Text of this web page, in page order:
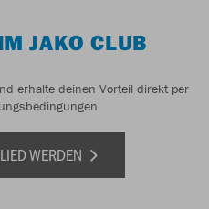
JAKO CLUB
erhalte deinen Vorteil direkt per
WERDEN